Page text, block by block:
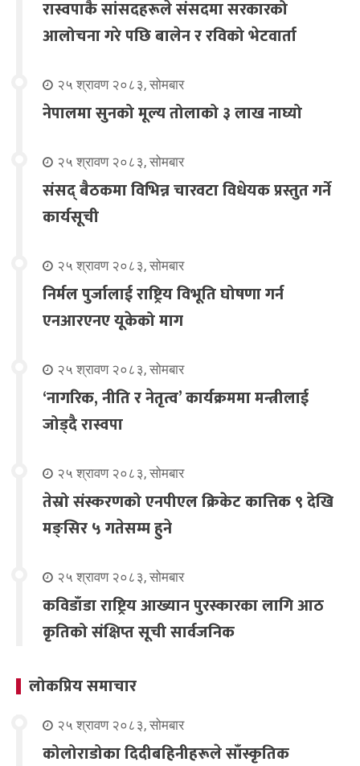
रास्वपाकै सांसदहरूले संसदमा सरकारको
आलोचना गरे पछि बालेन र रविको भेटवार्ता
२५ श्रावण २०८३, सोमबार
नेपालमा सुनको मूल्य तोलाको ३ लाख नाघ्यो
२५ श्रावण २०८३, सोमबार
संसद् बैठकमा विभिन्न चारवटा विधेयक प्रस्तुत गर्ने
कार्यसूची
२५ श्रावण २०८३, सोमबार
निर्मल पुर्जालाई राष्ट्रिय विभूति घोषणा गर्न
एनआरएनए यूकेको माग
२५ श्रावण २०८३, सोमबार
‘नागरिक, नीति र नेतृत्व’ कार्यक्रममा मन्त्रीलाई
जोड्दै रास्वपा
२५ श्रावण २०८३, सोमबार
तेस्रो संस्करणको एनपीएल क्रिकेट कात्तिक ९ देखि
मङ्सिर ५ गतेसम्म हुने
२५ श्रावण २०८३, सोमबार
कविडाँडा राष्ट्रिय आख्यान पुरस्कारका लागि आठ
कृतिको संक्षिप्त सूची सार्वजनिक
लोकप्रिय समाचार
२५ श्रावण २०८३, सोमबार
कोलोराडोका दिदीबहिनीहरूले साँस्कृतिक